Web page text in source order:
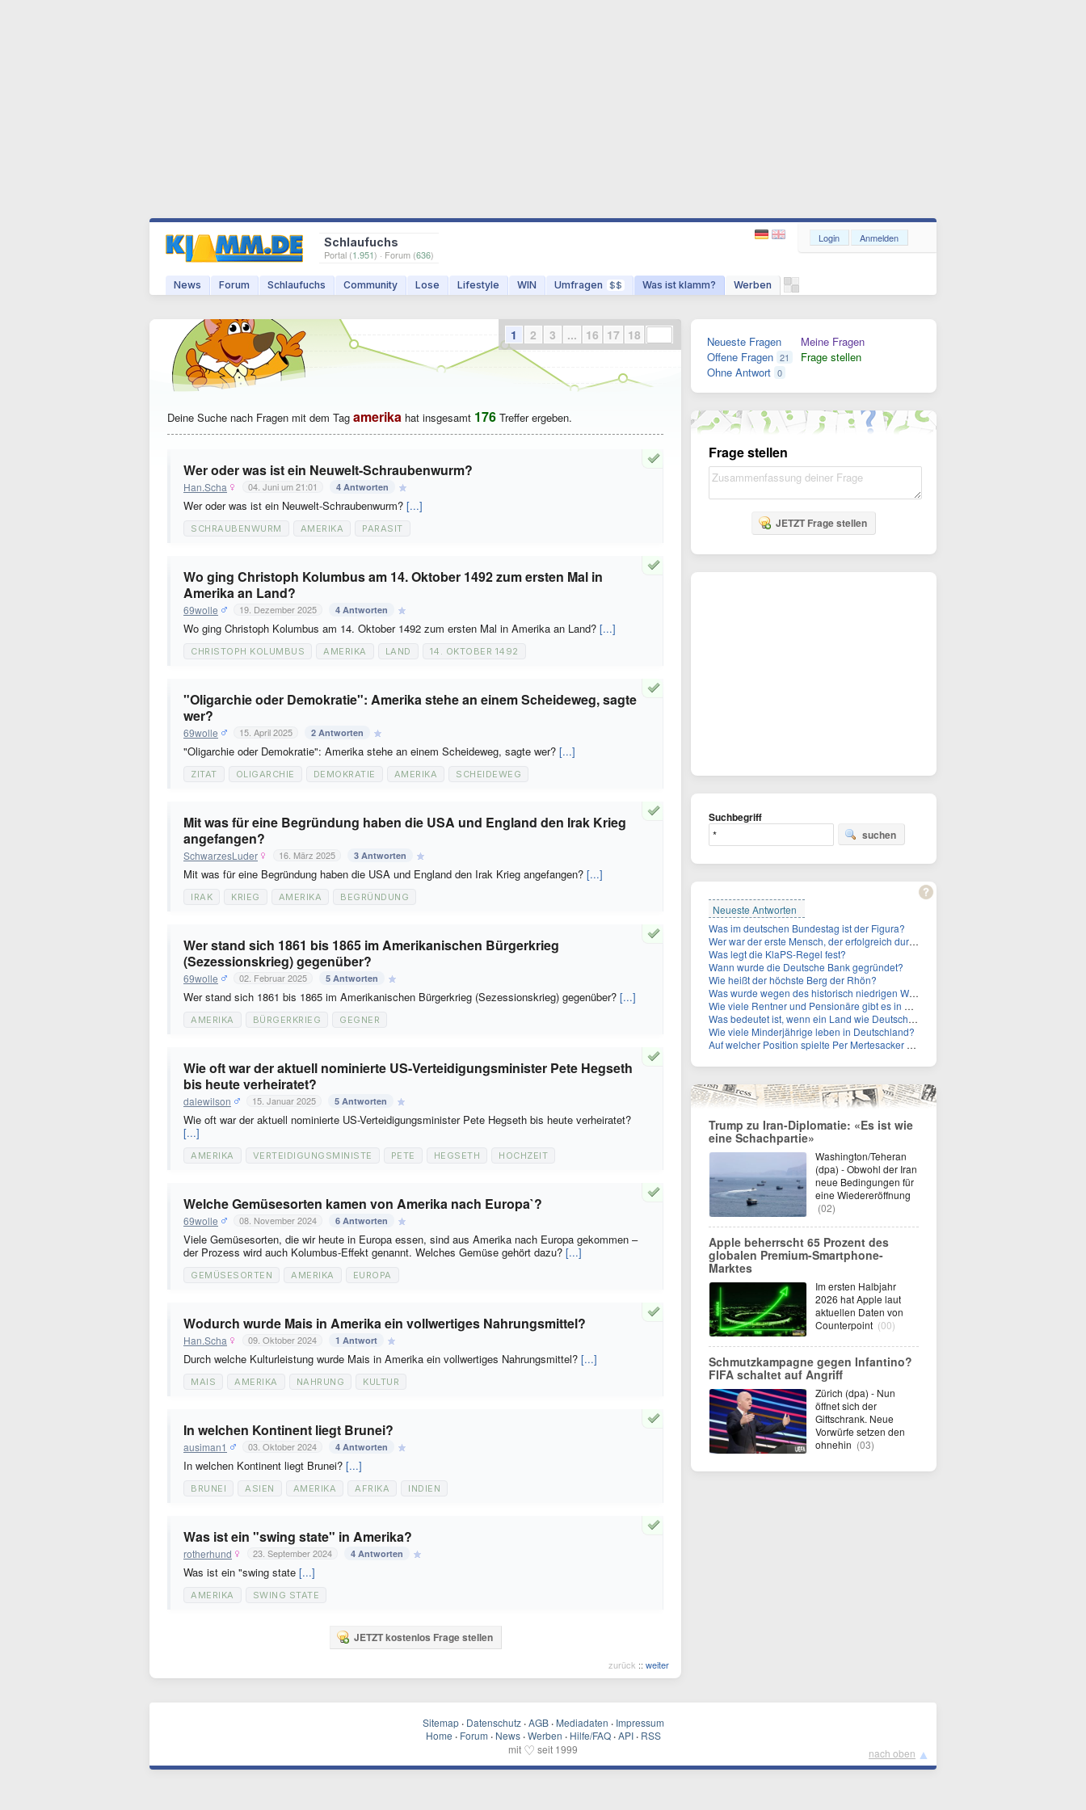
Schlaufuchs
Portal (1.951) · Forum (636)
News Forum Schlaufuchs Community Lose Lifestyle WIN Umfragen $$ Was ist klamm? Werben
Login Anmelden
Deine Suche nach Fragen mit dem Tag amerika hat insgesamt 176 Treffer ergeben.
Wer oder was ist ein Neuwelt-Schraubenwurm?
Han.Scha 04. Juni um 21:01 4 Antworten
Wer oder was ist ein Neuwelt-Schraubenwurm? [...]
SCHRAUBENWURM AMERIKA PARASIT
Wo ging Christoph Kolumbus am 14. Oktober 1492 zum ersten Mal in
Amerika an Land?
69wolle 19. Dezember 2025 4 Antworten
Wo ging Christoph Kolumbus am 14. Oktober 1492 zum ersten Mal in Amerika an Land? [...]
CHRISTOPH KOLUMBUS AMERIKA LAND 14. OKTOBER 1492
"Oligarchie oder Demokratie": Amerika stehe an einem Scheideweg, sagte
wer?
69wolle 15. April 2025 2 Antworten
"Oligarchie oder Demokratie": Amerika stehe an einem Scheideweg, sagte wer? [...]
ZITAT OLIGARCHIE DEMOKRATIE AMERIKA SCHEIDEWEG
Mit was für eine Begründung haben die USA und England den Irak Krieg
angefangen?
SchwarzesLuder 16. März 2025 3 Antworten
Mit was für eine Begründung haben die USA und England den Irak Krieg angefangen? [...]
IRAK KRIEG AMERIKA BEGRÜNDUNG
Wer stand sich 1861 bis 1865 im Amerikanischen Bürgerkrieg
(Sezessionskrieg) gegenüber?
69wolle 02. Februar 2025 5 Antworten
Wer stand sich 1861 bis 1865 im Amerikanischen Bürgerkrieg (Sezessionskrieg) gegenüber? [...]
AMERIKA BÜRGERKRIEG GEGNER
Wie oft war der aktuell nominierte US-Verteidigungsminister Pete Hegseth
bis heute verheiratet?
dalewilson 15. Januar 2025 5 Antworten
Wie oft war der aktuell nominierte US-Verteidigungsminister Pete Hegseth bis heute verheiratet?
[...]
AMERIKA VERTEIDIGUNGSMINISTE PETE HEGSETH HOCHZEIT
Welche Gemüsesorten kamen von Amerika nach Europa`?
69wolle 08. November 2024 6 Antworten
Viele Gemüsesorten, die wir heute in Europa essen, sind aus Amerika nach Europa gekommen –
der Prozess wird auch Kolumbus-Effekt genannt. Welches Gemüse gehört dazu? [...]
GEMÜSESORTEN AMERIKA EUROPA
Wodurch wurde Mais in Amerika ein vollwertiges Nahrungsmittel?
Han.Scha 09. Oktober 2024 1 Antwort
Durch welche Kulturleistung wurde Mais in Amerika ein vollwertiges Nahrungsmittel? [...]
MAIS AMERIKA NAHRUNG KULTUR
In welchen Kontinent liegt Brunei?
ausiman1 03. Oktober 2024 4 Antworten
In welchen Kontinent liegt Brunei? [...]
BRUNEI ASIEN AMERIKA AFRIKA INDIEN
Was ist ein "swing state" in Amerika?
rotherhund 23. September 2024 4 Antworten
Was ist ein "swing state [...]
AMERIKA SWING STATE
JETZT kostenlos Frage stellen
zurück :: weiter
1 2 3 ... 16 17 18
Neueste Fragen
Offene Fragen 21
Ohne Antwort 0
Meine Fragen
Frage stellen
Frage stellen
JETZT Frage stellen
Suchbegriff
suchen
Neueste Antworten
Was im deutschen Bundestag ist der Figura?
Wer war der erste Mensch, der erfolgreich durch den Ärmelkanal schwamm?
Was legt die KlaPS-Regel fest?
Wann wurde die Deutsche Bank gegründet?
Wie heißt der höchste Berg der Rhön?
Was wurde wegen des historisch niedrigen Wasserstands der Donau in Budapest freigelegt und geborgen?
Wie viele Rentner und Pensionäre gibt es in Deutschland aktuell?
Was bedeutet ist, wenn ein Land wie Deutschland ein Demographieproblem hat?
Wie viele Minderjährige leben in Deutschland?
Auf welcher Position spielte Per Mertesacker als Fußballer?
Trump zu Iran-Diplomatie: «Es ist wie
eine Schachpartie»
Washington/Teheran
(dpa) - Obwohl der Iran
neue Bedingungen für
eine Wiedereröffnung
(02)
Apple beherrscht 65 Prozent des
globalen Premium-Smartphone-
Marktes
Im ersten Halbjahr
2026 hat Apple laut
aktuellen Daten von
Counterpoint (00)
Schmutzkampagne gegen Infantino?
FIFA schaltet auf Angriff
Zürich (dpa) - Nun
öffnet sich der
Giftschrank. Neue
Vorwürfe setzen den
ohnehin (03)
Sitemap · Datenschutz · AGB · Mediadaten · Impressum
Home · Forum · News · Werben · Hilfe/FAQ · API · RSS
mit ♡ seit 1999 nach oben ▲